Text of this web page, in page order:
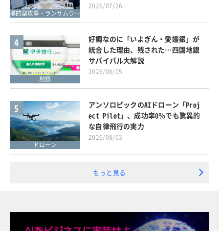
標的型攻撃・ランサムウェア対策
2026/07/26
4
地銀
好調なのに「いよぎん・愛媛銀」が
統合した理由、残された…四国地銀
サバイバル大解説
2026/08/05
5
ドローン
アンソロピックのAIドローン「Proj
ect Pilot」、成功率0％でも驚異的
な自律飛行の実力
2026/08/03
もっと見る